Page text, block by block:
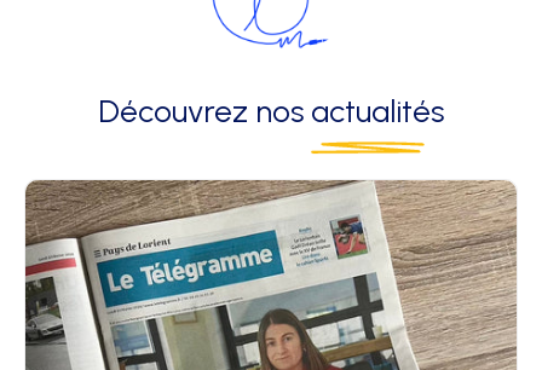
Découvrez nos actualités